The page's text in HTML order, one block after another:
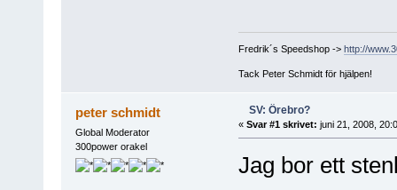
Fredrik´s Speedshop -> http://
Tack Peter Schmidt för hjälpen!
peter schmidt
Global Moderator
300power orakel
SV: Örebro?
« Svar #1 skrivet: juni 21, 2008,
Jag bor ett